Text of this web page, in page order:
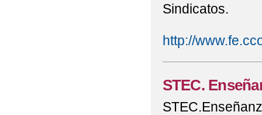
Sindicatos.
http://
STEC.